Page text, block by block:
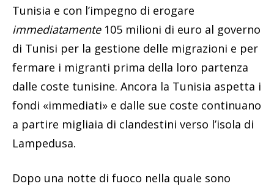
Tunisia e con l’impegno di erogare
immediatamente105 milioni di euro al governo
di Tunisi per la gestione delle migrazioni e per
fermare i migranti prima della loro partenza
dalle coste tunisine. Ancora la Tunisia aspetta i
fondi «immediati» e dalle sue coste continuano
a partire migliaia di clandestini verso l’isola di
Lampedusa.
Dopo una notte di fuoco nella quale sono